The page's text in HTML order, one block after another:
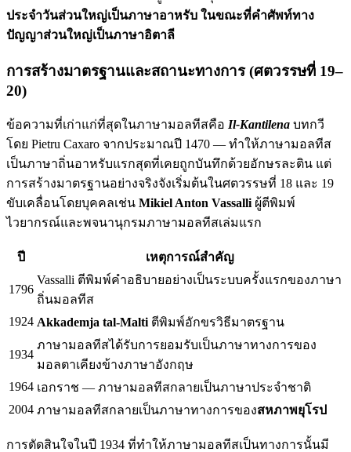
ประจำวันส่วนใหญ่เป็นภาษาอาหรับ ในขณะที่คำศัพท์ทาง
ปัญญาส่วนใหญ่เป็นภาษาอิตาลี
การสร้างมาตรฐานและสถานะทางการ (ศตวรรษที่ 19–
20)
ข้อความที่เก่าแก่ที่สุดในภาษามอลทีสคือ Il-Kantilena บทกวี
โดย Pietru Caxaro จากประมาณปี 1470 — ทำให้ภาษามอลทีส
เป็นภาษาถิ่นอาหรับแรกสุดที่เคยถูกบันทึกด้วยอักษรละติน แต่
การสร้างมาตรฐานอย่างจริงจังเริ่มต้นในศตวรรษที่ 18 และ 19
ขับเคลื่อนโดยบุคคลเช่น Mikiel Anton Vassalli ผู้ตีพิมพ์
ไวยากรณ์และพจนานุกรมภาษามอลทีสเล่มแรก
ปี เหตุการณ์สำคัญ
1796
Vassalli ตีพิมพ์คำอธิบายอย่างเป็นระบบครั้งแรกของภาษา
ถิ่นมอลทีส
1924 Akkademja tal-Malti ตีพิมพ์อักขรวิธีมาตรฐาน
1934
ภาษามอลทีสได้รับการยอมรับเป็นภาษาทางการของ
มอลตาเคียงข้างภาษาอังกฤษ
1964 เอกราช — ภาษามอลทีสกลายเป็นภาษาประจำชาติ
2004 ภาษามอลทีสกลายเป็นภาษาทางการของสหภาพยุโรป
การตัดสินใจในปี 1934 ที่ทำให้ภาษามอลทีสเป็นทางการนั้นมี